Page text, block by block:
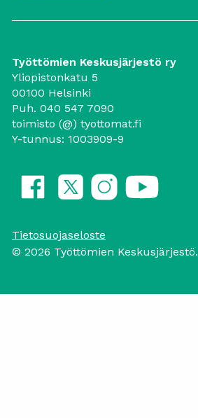
Työttömien Keskusjärjestö ry
Yliopistonkatu 5
00100 Helsinki
Puh. 040 547 7090
toimisto (@) tyottomat.fi
Y-tunnus: 1003909-9
Tietosuojaseloste
© 2026 Työttömien Keskusjärjestö.